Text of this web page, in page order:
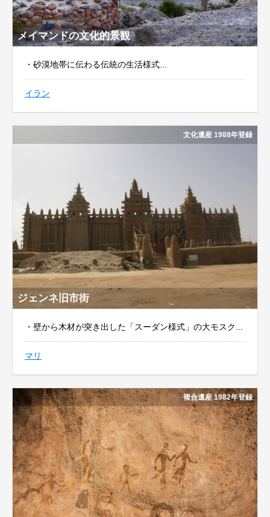
メイマンドの文化的景観
・砂漠地帯に伝わる伝統の生活様式...
イラン
ジェンネ旧市街
文化遺産 1988年登録
・壁から木材が突き出した「スーダン様式」の大モスク...
マリ
複合遺産 1982年登録